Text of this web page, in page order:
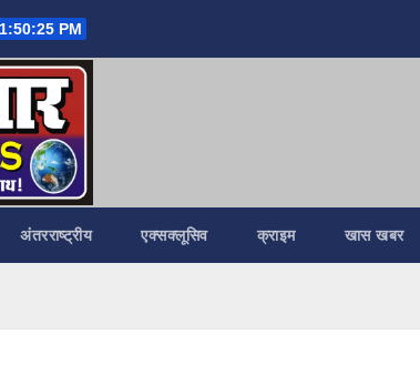
PM
अंतरराष्ट्रीय एक्सक्लूसिव क्राइम खास खबर